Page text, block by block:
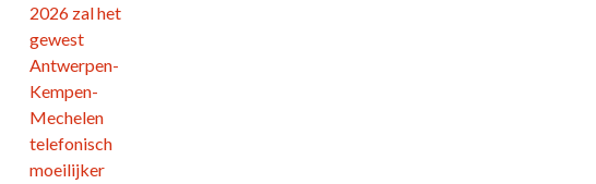
2026 zal het
gewest
Antwerpen-
Kempen-
Mechelen
telefonisch
moeilijker